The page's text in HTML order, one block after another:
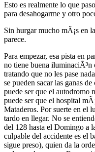
Esto es realmente lo que
para desahogarme y otro
Sin hurgar mucho mÃ¡s en
parece.
Para empezar, esa pista en
no tiene buena iluminaciÃ³n
tratando que no les pase
se pueden sacar las ganas
puede ser que el autodromo
puede ser que el hospital
Mataderos. Por suerte en el
tardo en llegar. No se
del 128 hasta el Domingo a
culpable del accidente es el
sigue preso), quien da la